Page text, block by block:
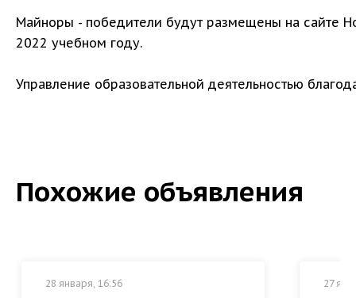
Майноры - победители будут размещены на сайте
2022 учебном году.
Управление образовательной деятельностью
Похожие объявления
28 января, 16:56 27